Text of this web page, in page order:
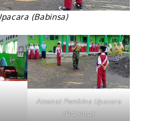
(Babinsa)
Amanat Pembina Upacara
(Babinsa)